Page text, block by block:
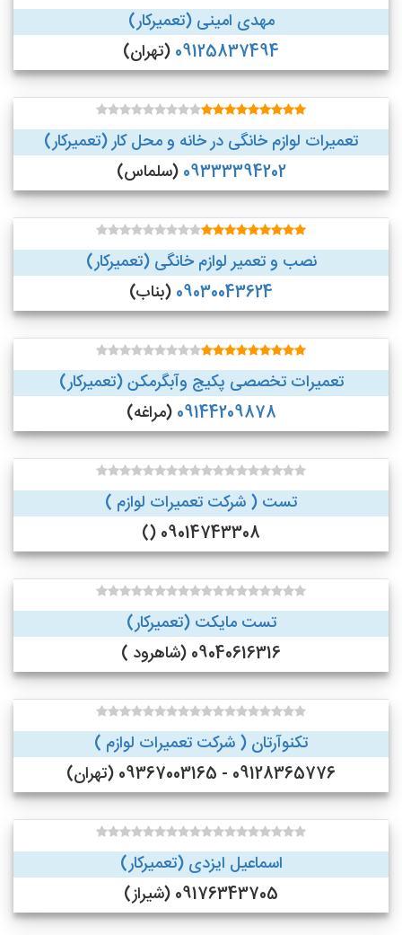
مهدی امینی (تعمیرکار)
09125837494(تهران)
تعمیرات لوازم خانگی در خانه و محل کار (تعمیرکار)
09333394202(سلماس)
نصب و تعمیر لوازم خانگی (تعمیرکار)
09030043624(بناب)
تعمیرات تخصصی پکیج وآبگرمکن (تعمیرکار)
09144209878(مراغه)
تست ( شرکت تعمیرات لوازم )
09014743308 ()
تست مایکت (تعمیرکار)
09040616316 (شاهرود )
تکنوآرتان ( شرکت تعمیرات لوازم )
09128365776 - 09367003165 (تهران)
اسماعیل ایزدی (تعمیرکار)
09176343705 (شیراز)